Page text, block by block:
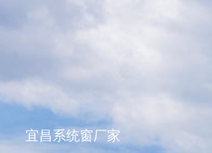
宜昌系统窗厂家